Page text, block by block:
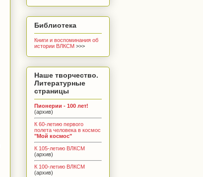
Библиотека
Книги и воспоминания об
истории ВЛКСМ >>>
Наше творчество.
Литературные
страницы
Пионерии - 100 лет!
(архив)
К 60-летию первого
полета человека в космос
"Мой космос"
К 105-летию ВЛКСМ
(архив)
К 100-летию ВЛКСМ
(архив)